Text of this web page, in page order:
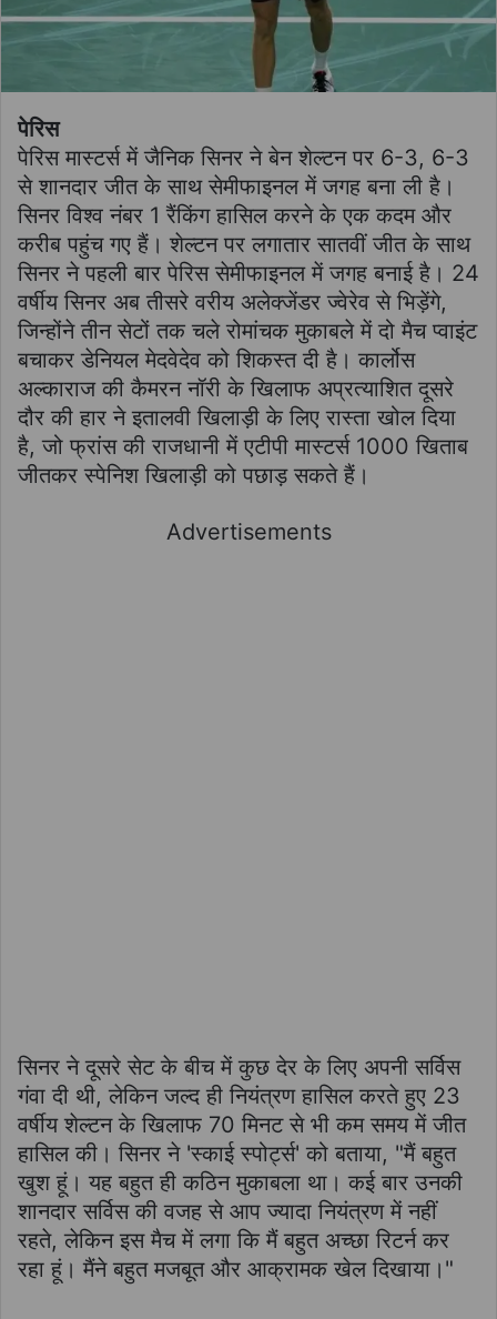
पेरिस
पेरिस मास्टर्स में जैनिक सिनर ने बेन शेल्टन पर 6-3, 6-3
से शानदार जीत के साथ सेमीफाइनल में जगह बना ली है।
सिनर विश्व नंबर 1 रैंकिंग हासिल करने के एक कदम और
करीब पहुंच गए हैं। शेल्टन पर लगातार सातवीं जीत के साथ
सिनर ने पहली बार पेरिस सेमीफाइनल में जगह बनाई है। 24
वर्षीय सिनर अब तीसरे वरीय अलेक्जेंडर ज्वेरेव से भिड़ेंगे,
जिन्होंने तीन सेटों तक चले रोमांचक मुकाबले में दो मैच प्वाइंट
बचाकर डेनियल मेदवेदेव को शिकस्त दी है। कार्लोस
अल्काराज की कैमरन नॉरी के खिलाफ अप्रत्याशित दूसरे
दौर की हार ने इतालवी खिलाड़ी के लिए रास्ता खोल दिया
है, जो फ्रांस की राजधानी में एटीपी मास्टर्स 1000 खिताब
जीतकर स्पेनिश खिलाड़ी को पछाड़ सकते हैं।
Advertisements
सिनर ने दूसरे सेट के बीच में कुछ देर के लिए अपनी सर्विस
गंवा दी थी, लेकिन जल्द ही नियंत्रण हासिल करते हुए 23
वर्षीय शेल्टन के खिलाफ 70 मिनट से भी कम समय में जीत
हासिल की। सिनर ने 'स्काई स्पोर्ट्स' को बताया, "मैं बहुत
खुश हूं। यह बहुत ही कठिन मुकाबला था। कई बार उनकी
शानदार सर्विस की वजह से आप ज्यादा नियंत्रण में नहीं
रहते, लेकिन इस मैच में लगा कि मैं बहुत अच्छा रिटर्न कर
रहा हूं। मैंने बहुत मजबूत और आक्रामक खेल दिखाया।"